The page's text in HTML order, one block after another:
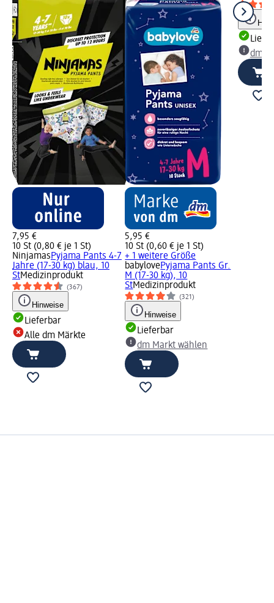
7,95 €
10 St (0,80 € je 1 St)
NinjamasPyjama Pants 4-7
Jahre (17-30 kg) blau, 10
StMedizinprodukt
(367)
Hinweise
Lieferbar
Alle dm Märkte
5,95 €
10 St (0,60 € je 1 St)
+ 1 weitere Größe
babylovePyjama Pants Gr.
M (17-30 kg), 10
StMedizinprodukt
(321)
Hinweise
Lieferbar
dm Markt wählen
dm